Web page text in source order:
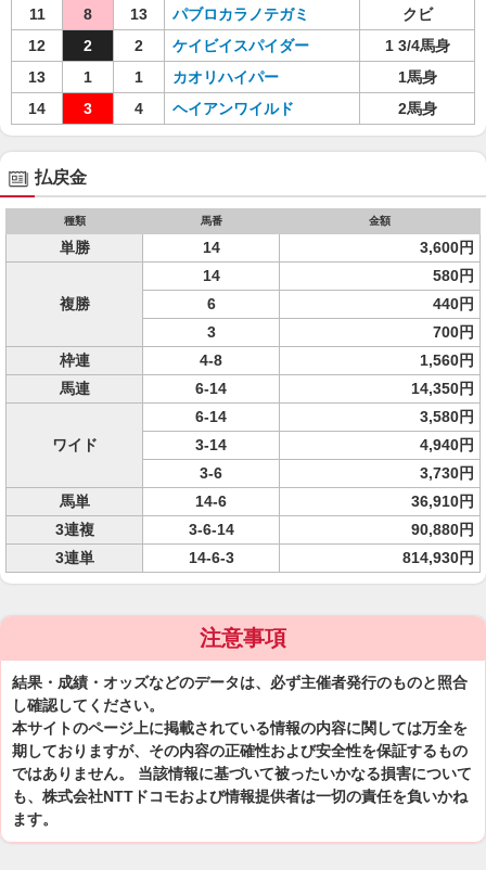
11
8 13 パブロカラノテガミ
クビ
12
2 2 ケイビイスパイダー
1 3/4馬身
13
1 1 カオリハイパー
1馬身
14
3 4 ヘイアンワイルド 2馬身
払戻金
種類 馬番 金額
単勝 14 3,600円
複勝
14
580円
6
440円
3
700円
枠連
4-8
1,560円
馬連
6-14 14,350円
ワイド
6-14
3,580円
3-14
4,940円
3-6
3,730円
馬単
14-6
36,910円
3連複
3-6-14
90,880円
3連単
14-6-3 814,930円
注意事項
結果・成績・オッズなどのデータは、必ず主催者発行のものと照合
し確認してください。
本サイトのページ上に掲載されている情報の内容に関しては万全を
期しておりますが、その内容の正確性および安全性を保証するもの
ではありません。 当該情報に基づいて被ったいかなる損害について
も、株式会社NTTドコモおよび情報提供者は一切の責任を負いかね
ます。